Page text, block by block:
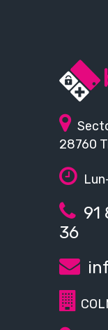
28760
91
36